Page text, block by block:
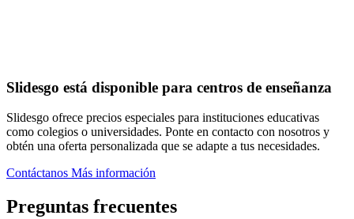
Slidesgo está disponible para centros de enseñanza
Slidesgo ofrece precios especiales para instituciones educativas
como colegios o universidades. Ponte en contacto con nosotros y
obtén una oferta personalizada que se adapte a tus necesidades.
Contáctanos Más información
Preguntas frecuentes